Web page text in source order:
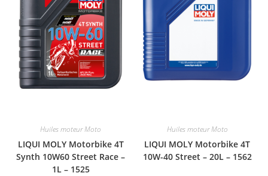
Huiles moteur Moto
LIQUI MOLY Motorbike 4T
Synth 10W60 Street Race –
1L – 1525
Huiles moteur Moto
LIQUI MOLY Motorbike 4T
10W-40 Street – 20L – 1562